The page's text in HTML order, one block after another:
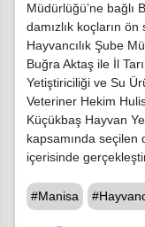
Müdürlüğü’ne bağlı
damızlık koçların
Hayvancılık Şube
Buğra Aktaş ile İl
Yetiştiriciliği ve Su
Veteriner Hekim
Küçükbaş Hayvan
kapsamında seçilen
içerisinde
#Manisa